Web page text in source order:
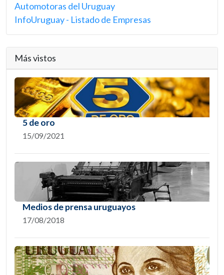
Automotoras del Uruguay
InfoUruguay - Listado de Empresas
Más vistos
5 de oro
15/09/2021
Medios de prensa uruguayos
17/08/2018